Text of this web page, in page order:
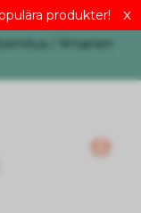
x
produkter!
/ Ilmainen